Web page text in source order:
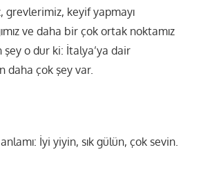
grevlerimiz, keyif yapmayı
ve daha bir çok ortak noktamız
o dur ki: İtalya’ya dair
daha çok şey var.
İyi yiyin, sık gülün, çok sevin.